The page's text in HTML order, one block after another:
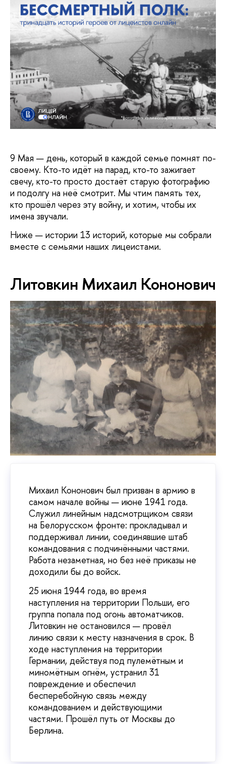
9 Мая — день, который в каждой семье помнят по-
своему. Кто-то идёт на парад, кто-то зажигает
свечу, кто-то просто достаёт старую фотографию
и подолгу на неё смотрит. Мы чтим память тех,
кто прошёл через эту войну, и хотим, чтобы их
имена звучали.
Ниже — истории 13 историй, которые мы собрали
вместе с семьями наших лицеистами.
Литовкин Михаил Кононович
Михаил Кононович был призван в армию в
самом начале войны — июне 1941 года.
Служил линейным надсмотрщиком связи
на Белорусском фронте: прокладывал и
поддерживал линии, соединявшие штаб
командования с подчинёнными частями.
Работа незаметная, но без неё приказы не
доходили бы до войск.
25 июня 1944 года, во время
наступления на территории Польши, его
группа попала под огонь автоматчиков.
Литовкин не остановился — провёл
линию связи к месту назначения в срок. В
ходе наступления на территории
Германии, действуя под пулемётным и
миномётным огнём, устранил 31
повреждение и обеспечил
бесперебойную связь между
командованием и действующими
частями. Прошёл путь от Москвы до
Берлина.